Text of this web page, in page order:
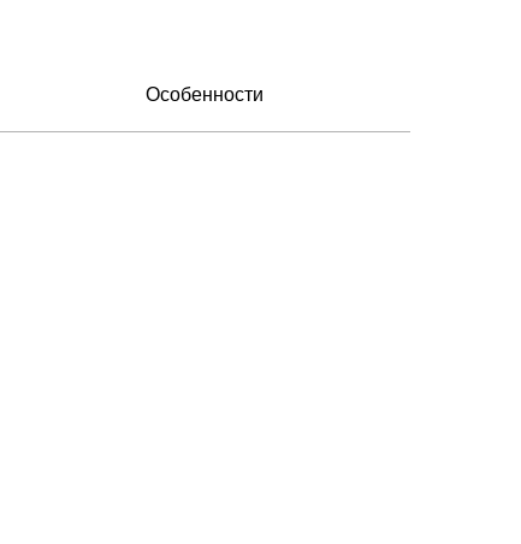
Особенности